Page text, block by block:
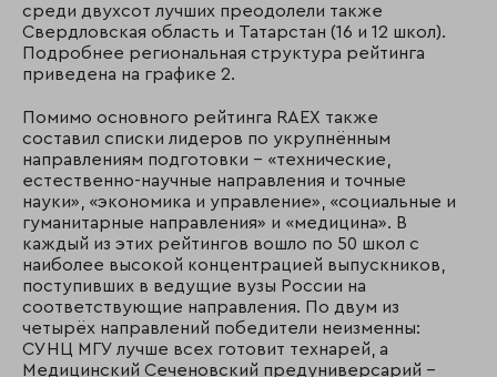
среди двухсот лучших преодолели также
Свердловская область и Татарстан (16 и 12 школ).
Подробнее региональная структура рейтинга
приведена на графике 2.
Помимо основного рейтинга RAEX также
составил списки лидеров по укрупнённым
направлениям подготовки – «технические,
естественно-научные направления и точные
науки», «экономика и управление», «социальные и
гуманитарные направления» и «медицина». В
каждый из этих рейтингов вошло по 50 школ с
наиболее высокой концентрацией выпускников,
поступивших в ведущие вузы России на
соответствующие направления. По двум из
четырёх направлений победители неизменны:
СУНЦ МГУ лучше всех готовит технарей, а
Медицинский Сеченовский предуниверсарий –